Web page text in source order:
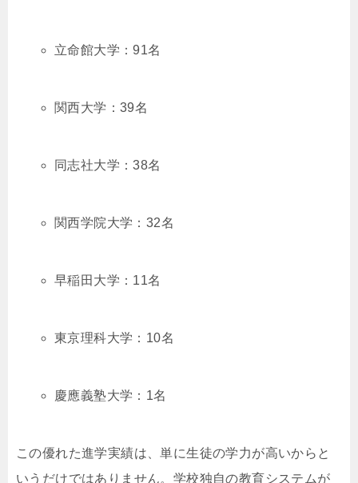
立命館大学：91名
関西大学：39名
同志社大学：38名
関西学院大学：32名
早稲田大学：11名
東京理科大学：10名
慶應義塾大学：1名
この優れた進学実績は、単に生徒の学力が高いからと
いうだけではありません。学校独自の教育システムが